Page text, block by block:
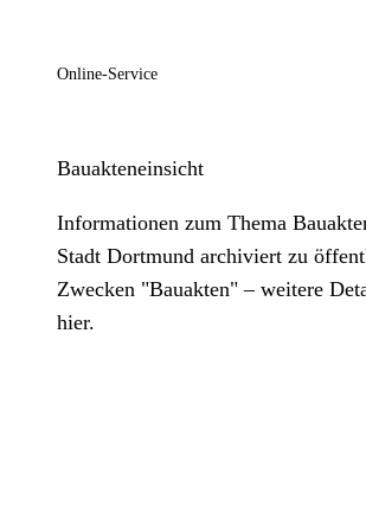
Online-Service
Bauakteneinsicht
Informationen zum Thema
Stadt Dortmund archiviert zu
Zwecken "Bauakten" – weitere
hier.